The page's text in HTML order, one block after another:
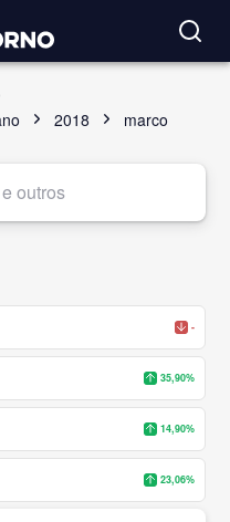
2018 marco
-
35,90%
14,90%
23,06%